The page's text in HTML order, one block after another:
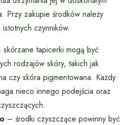
Przy zakupie środków należy
czynników.
tapicerki mogą być
rodzajów skóry, takich jak
czy skóra pigmentowana. Każdy
nieco innego podejścia oraz
– środki czyszczące powinny być